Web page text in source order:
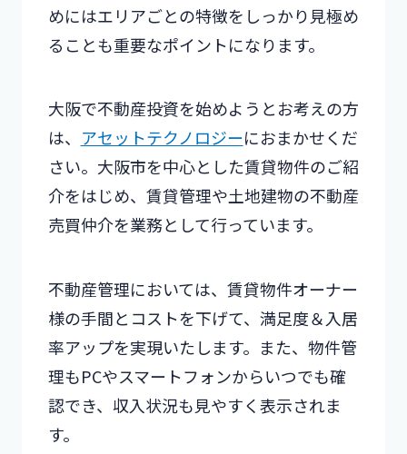
めにはエリアごとの特徴をしっかり見極め
ることも重要なポイントになります。
大阪で不動産投資を始めようとお考えの方
は、 アセットテクノロジーにおまかせくだ
さい。大阪市を中心とした賃貸物件のご紹
介をはじめ、賃貸管理や土地建物の不動産
売買仲介を業務として行っています。
不動産管理においては、賃貸物件オーナー
様の手間とコストを下げて、満足度＆入居
率アップを実現いたします。また、物件管
理もPCやスマートフォンからいつでも確
認でき、収入状況も見やすく表示されま
す。